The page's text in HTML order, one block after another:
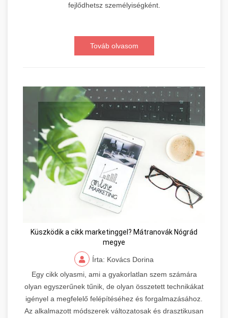
fejlődhetsz személyiségként.
Továb olvasom
Küszködik a cikk marketinggel? Mátranovák Nógrád
megye
Írta: Kovács Dorina
Egy cikk olyasmi, ami a gyakorlatlan szem számára
olyan egyszerűnek tűnik, de olyan összetett technikákat
igényel a megfelelő felépítéséhez és forgalmazásához.
Az alkalmazott módszerek változatosak és drasztikusan